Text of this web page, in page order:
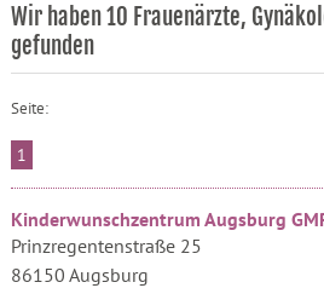
Wir haben 10 Frauenärzte,
gefunden
Seite:
1
Kinderwunschzentrum Augsburg
Prinzregentenstraße 25
86150 Augsburg